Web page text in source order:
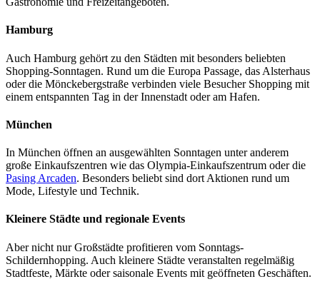
Hamburg
Auch Hamburg gehört zu den Städten mit besonders beliebten
Shopping-Sonntagen. Rund um die Europa Passage, das Alsterhaus
oder die Mönckebergstraße verbinden viele Besucher Shopping mit
einem entspannten Tag in der Innenstadt oder am Hafen.
München
In München öffnen an ausgewählten Sonntagen unter anderem
große Einkaufszentren wie das Olympia-Einkaufszentrum oder die
Pasing Arcaden. Besonders beliebt sind dort Aktionen rund um
Mode, Lifestyle und Technik.
Kleinere Städte und regionale Events
Aber nicht nur Großstädte profitieren vom Sonntags-
Schildernhopping. Auch kleinere Städte veranstalten regelmäßig
Stadtfeste, Märkte oder saisonale Events mit geöffneten Geschäften.